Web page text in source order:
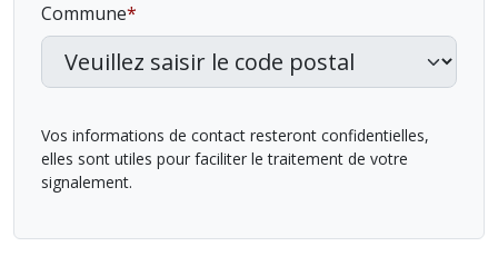
Commune
Vos informations de contact resteront confidentielles,
elles sont utiles pour faciliter le traitement de votre
signalement.